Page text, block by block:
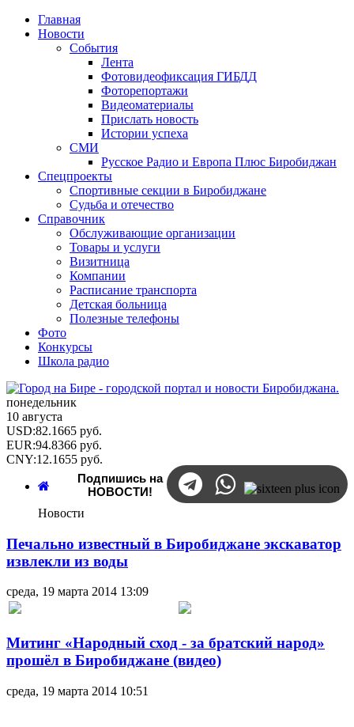
Главная
Новости
События
Лента
Фотовидеофиксация ГИБДД
Фоторепортажи
Видеоматериалы
Прислать новость
Истории успеха
СМИ
Русское Радио и Европа Плюс Биробиджан
Спецпроекты
Спортивные секции в Биробиджане
Судьба и отечество
Справочник
Обслуживающие организации
Товары и услуги
Визитница
Компании
Расписание транспорта
Детская больница
Полезные телефоны
Фото
Конкурсы
Школа радио
понедельник
10 августа
USD:82.1665 руб.
EUR:94.8366 руб.
CNY:12.1655 руб.
Подпишись на
НОВОСТИ!
Новости
Печально известный в Биробиджане экскаватор
извлекли из воды
среда, 19 марта 2014 13:09
Митинг «Народный сход - за братский народ»
прошёл в Биробиджане (видео)
среда, 19 марта 2014 10:51